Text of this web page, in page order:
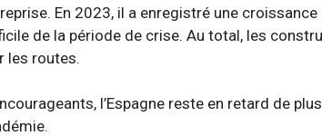
En 2023, il a enregistré une
de la période de crise. Au total, les
les routes.
l’Espagne reste en retard de